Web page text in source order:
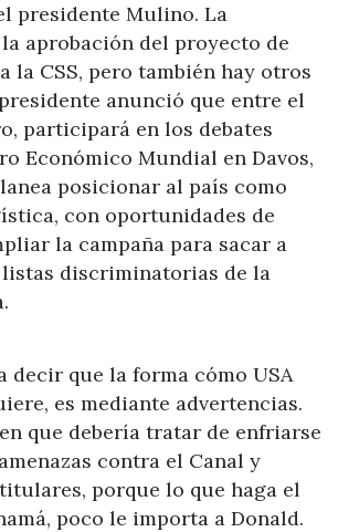
presidente Mulino. La
aprobación del proyecto de
la CSS, pero también hay otros
anunció que entre el
participará en los debates
Económico Mundial en Davos,
posicionar al país como
con oportunidades de
la campaña para sacar a
listas discriminatorias de la
decir que la forma cómo USA
es mediante advertencias.
que debería tratar de enfriarse
contra el Canal y
porque lo que haga el
poco le importa a Donald.